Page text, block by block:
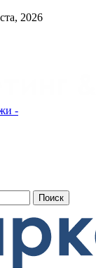
2026
-